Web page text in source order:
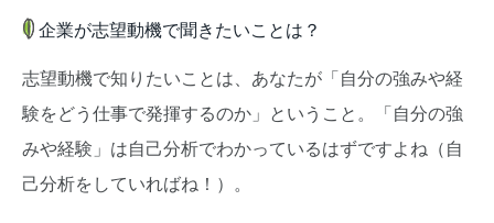
企業が志望動機で聞きたいことは？
志望動機で知りたいことは、あなたが「自分の強みや経
験をどう仕事で発揮するのか」ということ。「自分の強
みや経験」は自己分析でわかっているはずですよね（自
己分析をしていればね！）。